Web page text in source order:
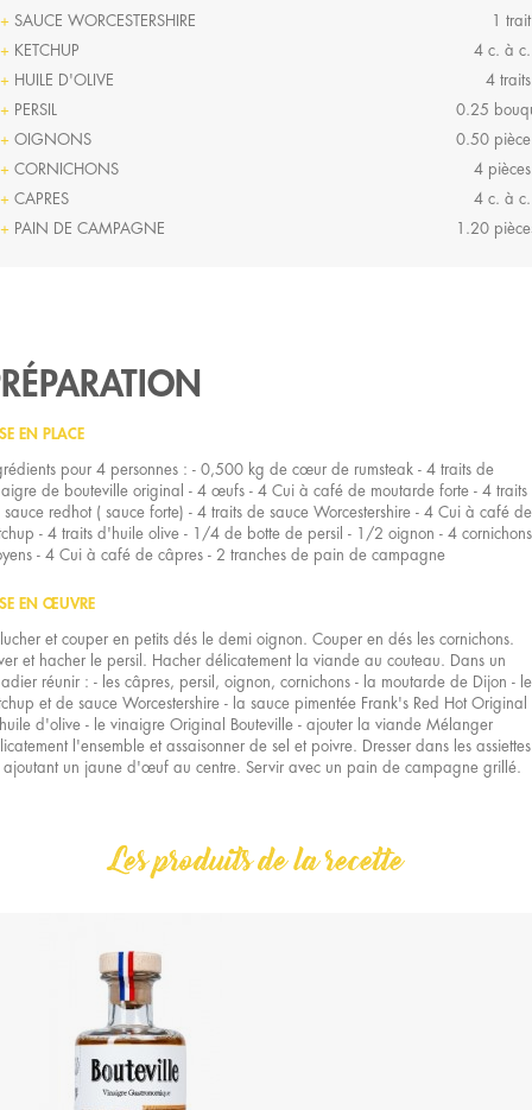
SAUCE WORCESTERSHIRE
1 trait
KETCHUP
4 c. à c.
HUILE D'OLIVE
4 traits
PERSIL
0.25
OIGNONS
0.50 pièce
CORNICHONS
4 pièces
CAPRES
4 c. à c.
PAIN DE CAMPAGNE
1.20
EN PLACE
pour 4 personnes : - 0,500 kg de cœur de rumsteak - 4 traits de
de bouteville original - 4 œufs - 4 Cui à café de moutarde forte - 4 traits
sauce redhot ( sauce forte) - 4 traits de sauce Worcestershire - 4 Cui à café de
- 4 traits d'huile olive - 1/4 de botte de persil - 1/2 oignon - 4 cornichons
- 4 Cui à café de câpres - 2 tranches de pain de campagne
EN ŒUVRE
et couper en petits dés le demi oignon. Couper en dés les cornichons.
et hacher le persil. Hacher délicatement la viande au couteau. Dans un
réunir : - les câpres, persil, oignon, cornichons - la moutarde de Dijon - le
et de sauce Worcestershire - la sauce pimentée Frank's Red Hot Original
d'olive - le vinaigre Original Bouteville - ajouter la viande Mélanger
l'ensemble et assaisonner de sel et poivre. Dresser dans les assiettes
ajoutant un jaune d'œuf au centre. Servir avec un pain de campagne grillé.
Les produits de la recette